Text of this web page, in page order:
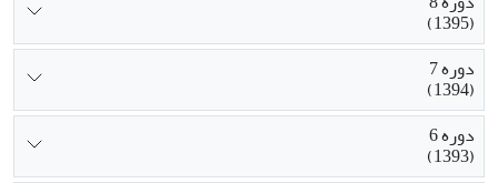
(1395)
دوره 7
(1394)
دوره 6
(1393)